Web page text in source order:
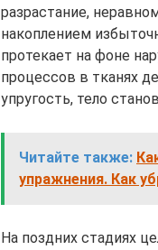
разрастание,
накоплением
протекает на фоне
процессов в тканях
упругость, тело
Читайте также:
упражнения. Как
На поздних стадиях